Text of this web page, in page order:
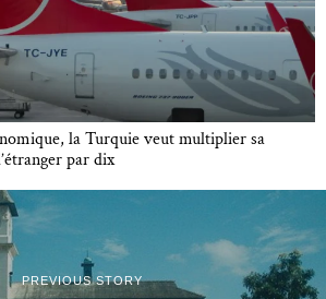
la Turquie veut multiplier sa
par dix
PREVIOUS STORY